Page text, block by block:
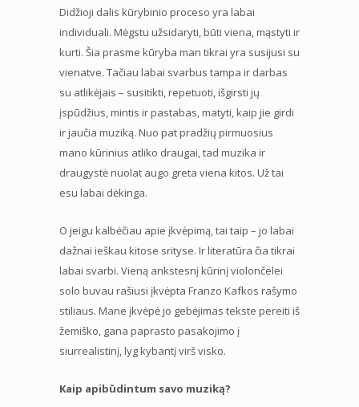
Didžioji dalis kūrybinio proceso yra labai
individuali. Mėgstu užsidaryti, būti viena, mąstyti ir
kurti. Šia prasme kūryba man tikrai yra susijusi su
vienatve. Tačiau labai svarbus tampa ir darbas
su atlikėjais – susitikti, repetuoti, išgirsti jų
įspūdžius, mintis ir pastabas, matyti, kaip jie girdi
ir jaučia muziką. Nuo pat pradžių pirmuosius
mano kūrinius atliko draugai, tad muzika ir
draugystė nuolat augo greta viena kitos. Už tai
esu labai dėkinga.
O jeigu kalbėčiau apie įkvėpimą, tai taip – jo labai
dažnai ieškau kitose srityse. Ir literatūra čia tikrai
labai svarbi. Vieną ankstesnį kūrinį violončelei
solo buvau rašiusi įkvėpta Franzo Kafkos rašymo
stiliaus. Mane įkvėpė jo gebėjimas tekste pereiti iš
žemiško, gana paprasto pasakojimo į
siurrealistinį, lyg kybantį virš visko.
Kaip apibūdintum savo muziką?